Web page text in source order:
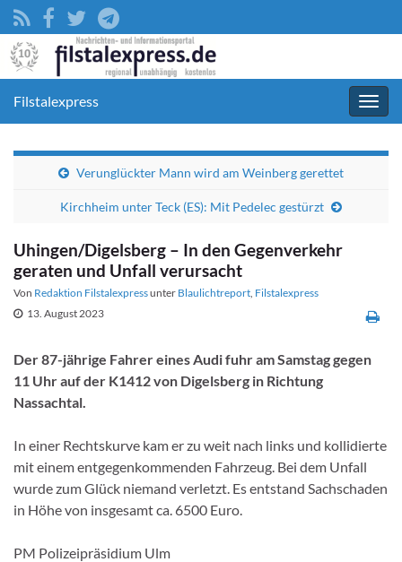
Filstalexpress
Verunglückter Mann wird am Weinberg gerettet
Kirchheim unter Teck (ES): Mit Pedelec gestürzt
Uhingen/Digelsberg – In den Gegenverkehr
geraten und Unfall verursacht
Von Redaktion Filstalexpressunter Blaulichtreport, Filstalexpress
13. August 2023
Der 87-jährige Fahrer eines Audi fuhr am Samstag gegen
11 Uhr auf der K1412 von Digelsberg in Richtung
Nassachtal.
In einer Rechtskurve kam er zu weit nach links und kollidierte
mit einem entgegenkommenden Fahrzeug. Bei dem Unfall
wurde zum Glück niemand verletzt. Es entstand Sachschaden
in Höhe von insgesamt ca. 6500 Euro.
PM Polizeipräsidium Ulm